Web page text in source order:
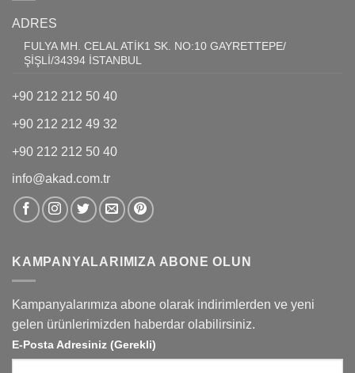
ADRES
FULYA MH. CELAL ATİK1 SK. NO:10 GAYRETTEPE/
ŞİŞLİ/34394 İSTANBUL
+90 212 212 50 40
+90 212 212 49 32
+90 212 212 50 40
info@akad.com.tr
KAMPANYALARIMIZA ABONE OLUN
Kampanyalarımıza abone olarak indirimlerden ve yeni
gelen ürünlerimizden haberdar olabilirsiniz.
E-Posta Adresiniz (Gerekli)